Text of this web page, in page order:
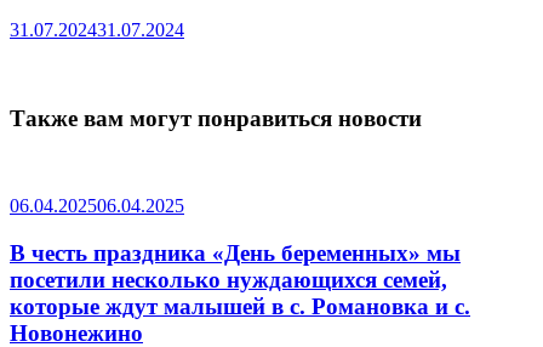
31.07.202431.07.2024
Также вам могут понравиться новости
06.04.202506.04.2025
В честь праздника «День беременных» мы
посетили несколько нуждающихся семей,
которые ждут малышей в с. Романовка и с.
Новонежино